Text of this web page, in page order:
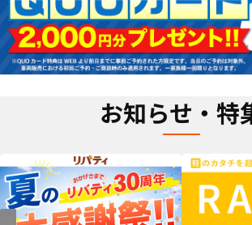
お知らせ・特